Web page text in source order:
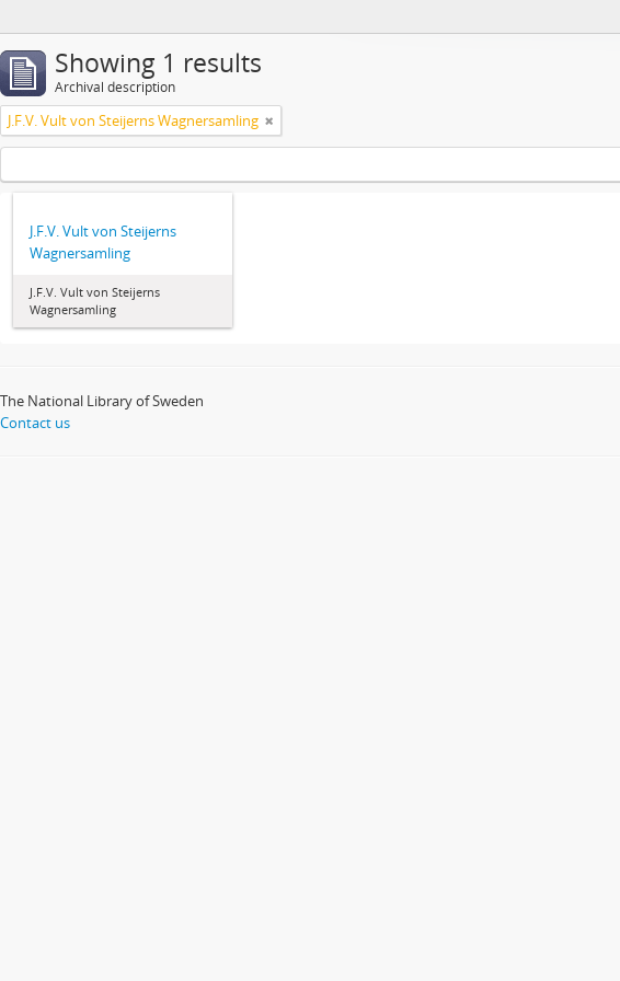
Showing 1 results
Archival description
J.F.V. Vult von Steijerns Wagnersamling
J.F.V. Vult von Steijerns
Wagnersamling
J.F.V. Vult von Steijerns
Wagnersamling
The National Library of Sweden
Contact us